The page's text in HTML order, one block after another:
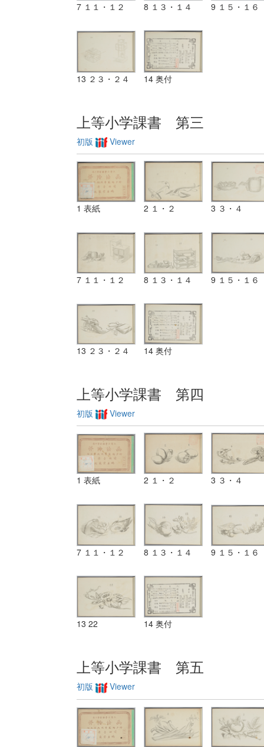
7 １１・１２ 8 １３・１４ 9 １５・１６
13 ２３・２４ 14 奥付
上等小学課書 第三
初版 Viewer
1 表紙 2 １・２ 3 ３・４
7 １１・１２ 8 １３・１４ 9 １５・１６
13 ２３・２４ 14 奥付
上等小学課書 第四
初版 Viewer
1 表紙 2 １・２ 3 ３・４
7 １１・１２ 8 １３・１４ 9 １５・１６
13 22 14 奥付
上等小学課書 第五
初版 Viewer